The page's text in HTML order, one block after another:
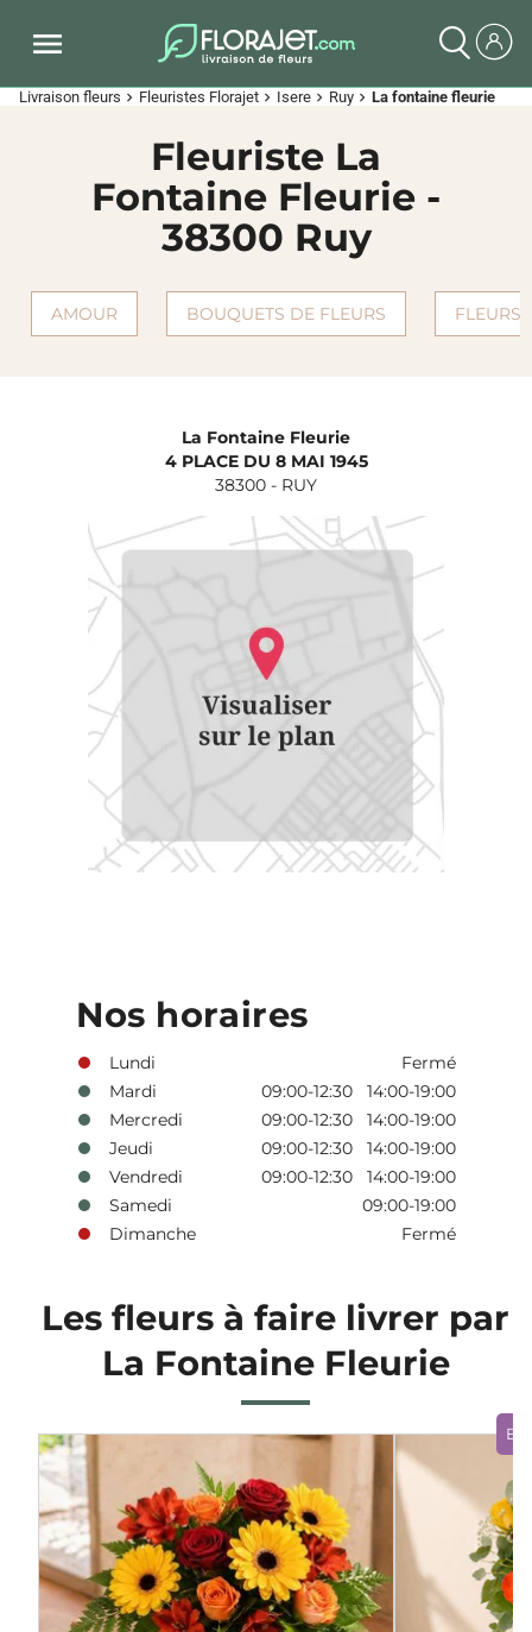
Livraison fleurs chevron_right Fleuristes Florajet chevron_right Isere chevron_right Ruy chevron_right La fontaine fleurie
Fleuriste La
Fontaine Fleurie -
38300 Ruy
AMOUR BOUQUETS DE FLEURS FLEURS
La Fontaine Fleurie
4 PLACE DU 8 MAI 1945
38300 - RUY
Nos horaires
Lundi
Fermé
Mardi
09:00-12:30 14:00-19:00
Mercredi
09:00-12:30 14:00-19:00
Jeudi
09:00-12:30 14:00-19:00
Vendredi
09:00-12:30 14:00-19:00
Samedi
09:00-19:00
Dimanche
Fermé
Les fleurs à faire livrer par
La Fontaine Fleurie